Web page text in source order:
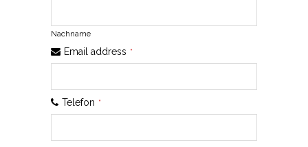
Nachname
Email address *
Telefon *